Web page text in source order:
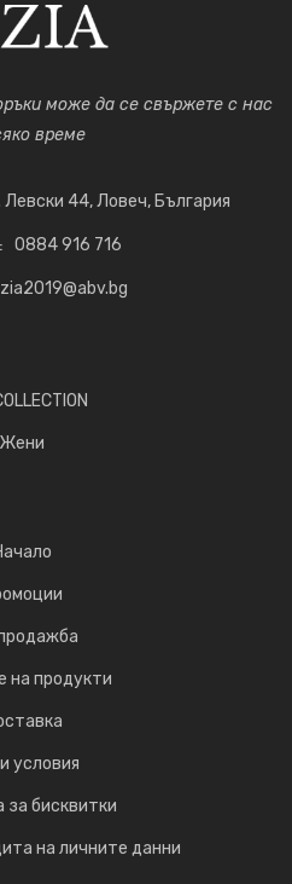
може да се свържете с нас
време
Левски 44, Ловеч, България
0884 916 716
Жени
на продукти
условия
за бисквитки
на личните данни